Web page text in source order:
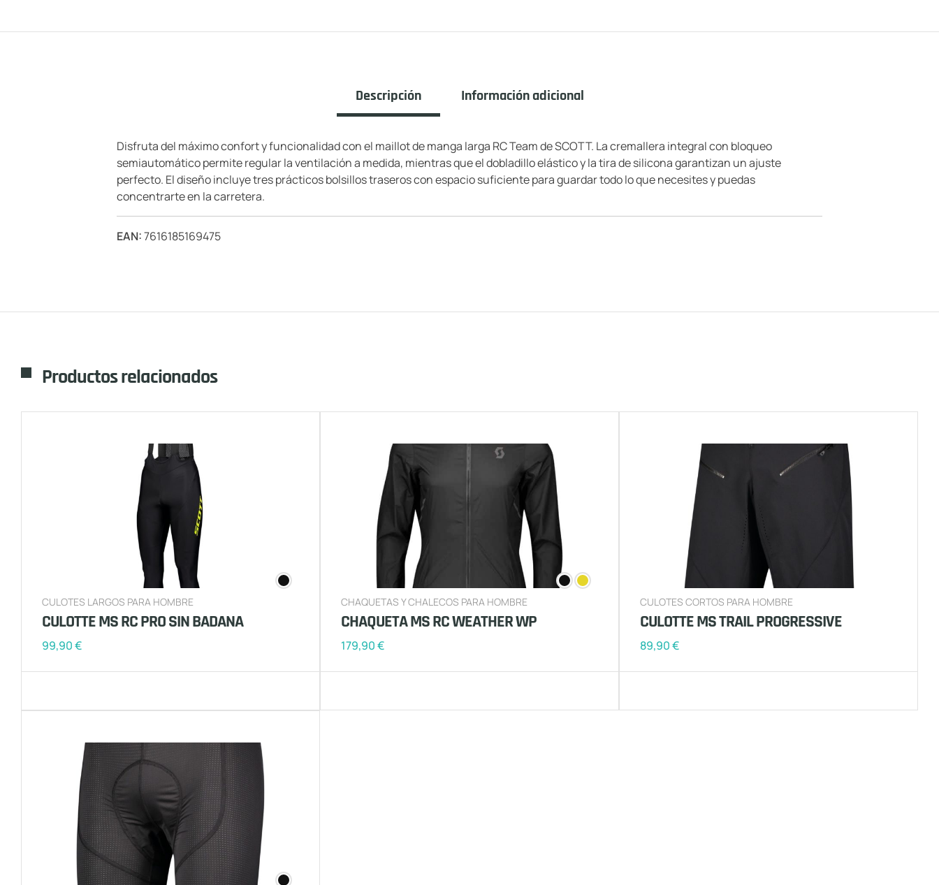
Descripción Información adicional
Disfruta del máximo confort y funcionalidad con el maillot de manga larga RC Team de SCOTT. La cremallera integral con bloqueo
semiautomático permite regular la ventilación a medida, mientras que el dobladillo elástico y la tira de silicona garantizan un ajuste
perfecto. El diseño incluye tres prácticos bolsillos traseros con espacio suficiente para guardar todo lo que necesites y puedas
concentrarte en la carretera.
EAN:7616185169475
Productos relacionados
CULOTES LARGOS PARA HOMBRE
CULOTTE MS RC PRO SIN BADANA
99,90€
CHAQUETAS Y CHALECOS PARA HOMBRE
CHAQUETA MS RC WEATHER WP
179,90€
CULOTES CORTOS PARA HOMBRE
CULOTTE MS TRAIL PROGRESSIVE
89,90€